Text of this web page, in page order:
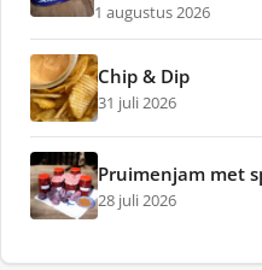
1 augustus 2026
Chip & Dip
31 juli 2026
Pruimenjam met
28 juli 2026